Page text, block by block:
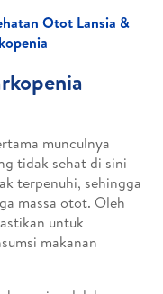
Otot Lansia &
munculnya
tidak sehat di sini
terpenuhi, sehingga
massa otot. Oleh
untuk
makanan